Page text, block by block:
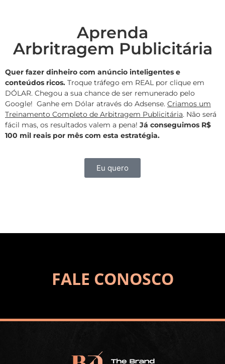
Aprenda
Arbritragem Publicitária
Quer fazer dinheiro com anúncio inteligentes e
conteúdos ricos. Troque tráfego em REAL por clique em
DÓLAR. Chegou a sua chance de ser remunerado pelo
Google! Ganhe em Dólar através do Adsense. Criamos um
Treinamento Completo de Arbitragem Publicitária. Não será
fácil mas, os resultados valem a pena! Já conseguimos R$
100 mil reais por mês com esta estratégia.
Eu quero
FALE CONOSCO